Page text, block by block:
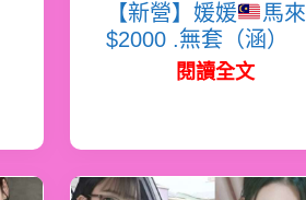
【新營】媛媛
馬來
$2000 .無套（涵）
閱讀全文